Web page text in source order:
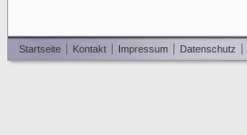
Startseite Kontakt Impressum Datenschutz